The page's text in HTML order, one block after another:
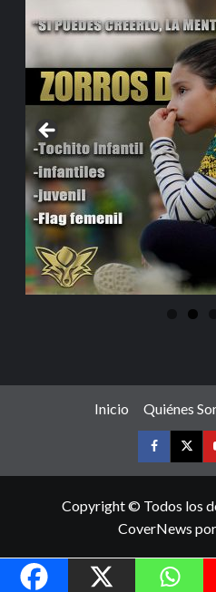
Inicio Quiénes
Copyright © Todos los
CoverNews